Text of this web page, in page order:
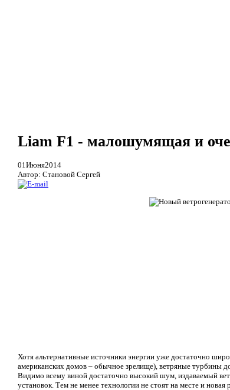
Liam F1 - малошумящая и
01Июня2014
Автор: Становой Сергей
Хотя альтернативные источники энергии уже достаточно
американских домов – обычное зрелище), ветряные турбины
Видимо всему виной достаточно высокий шум, издаваемый
установок. Тем не менее технологии не стоят на месте и